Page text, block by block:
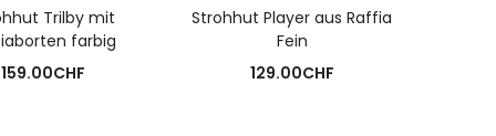
Trilby mit
farbig
159.00CHF
Strohhut Player aus Raffia
Fein
129.00CHF